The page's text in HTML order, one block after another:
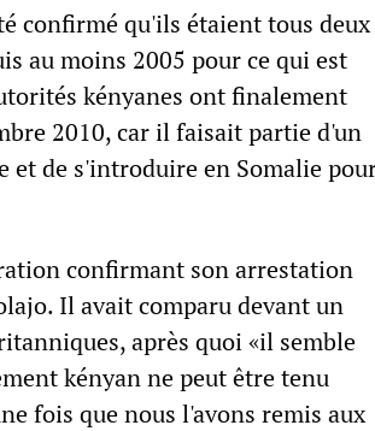
confirmé qu'ils étaient tous deux
au moins 2005 pour ce qui est
kényanes ont finalement
2010, car il faisait partie d'un
de s'introduire en Somalie
confirmant son arrestation
Il avait comparu devant un
après quoi «il semble
kényan ne peut être tenu
fois que nous l'avons remis aux